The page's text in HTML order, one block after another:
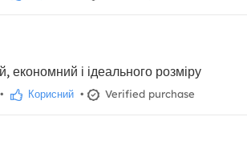
економний і ідеального розміру
• Корисний • Verified purchase